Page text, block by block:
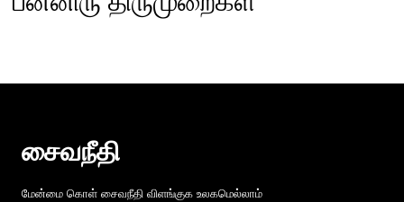
சைவநீதி
மேன்மை கொள் சைவநீதி விளங்குக உலகமெல்லாம்